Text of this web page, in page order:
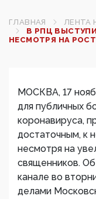
ГЛАВНАЯ
ЛЕНТА
В РПЦ
НЕСМОТРЯ НА
МОСКВА, 17
для публичных
коронавируса,
достаточным, к
несмотря на
священников.
канале во
делами